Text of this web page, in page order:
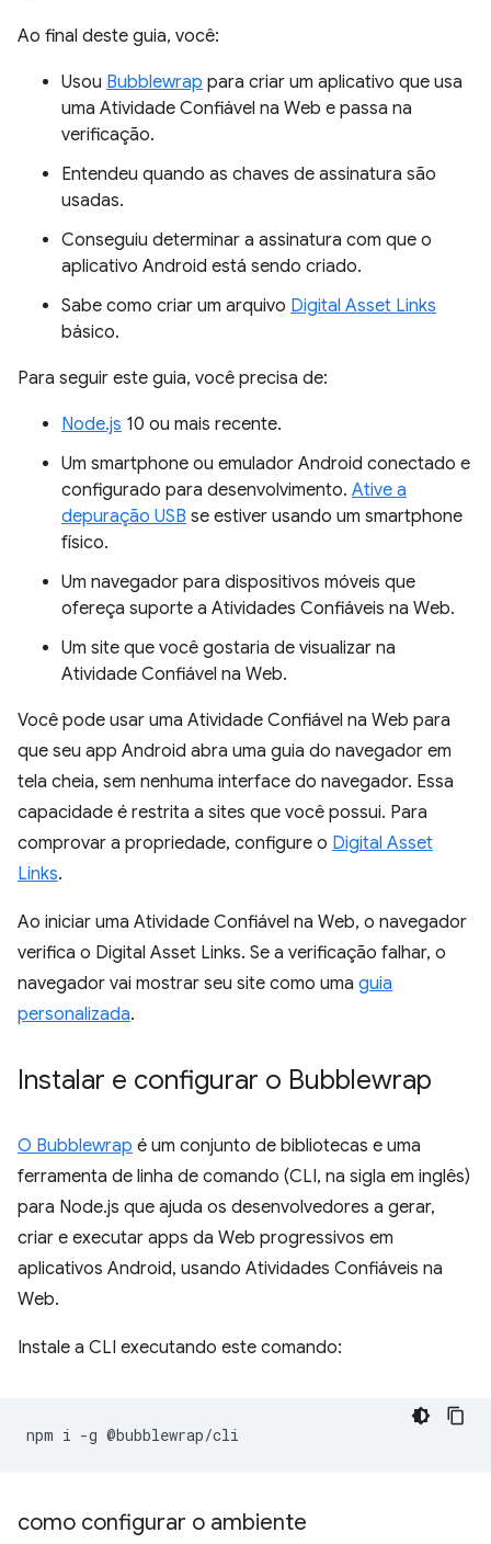
Ao final deste guia, você:
Usou Bubblewrap para criar um aplicativo que usa
uma Atividade Confiável na Web e passa na
verificação.
Entendeu quando as chaves de assinatura são
usadas.
Conseguiu determinar a assinatura com que o
aplicativo Android está sendo criado.
Sabe como criar um arquivo Digital Asset Links
básico.
Para seguir este guia, você precisa de:
Node.js 10 ou mais recente.
Um smartphone ou emulador Android conectado e
configurado para desenvolvimento. Ative a
depuração USB se estiver usando um smartphone
físico.
Um navegador para dispositivos móveis que
ofereça suporte a Atividades Confiáveis na Web.
Um site que você gostaria de visualizar na
Atividade Confiável na Web.
Você pode usar uma Atividade Confiável na Web para
que seu app Android abra uma guia do navegador em
tela cheia, sem nenhuma interface do navegador. Essa
capacidade é restrita a sites que você possui. Para
comprovar a propriedade, configure o Digital Asset
Links.
Ao iniciar uma Atividade Confiável na Web, o navegador
verifica o Digital Asset Links. Se a verificação falhar, o
navegador vai mostrar seu site como uma guia
personalizada.
Instalar e configurar o Bubblewrap
O Bubblewrap é um conjunto de bibliotecas e uma
ferramenta de linha de comando (CLI, na sigla em inglês)
para Node.js que ajuda os desenvolvedores a gerar,
criar e executar apps da Web progressivos em
aplicativos Android, usando Atividades Confiáveis na
Web.
Instale a CLI executando este comando:
npm i -g
como configurar o ambiente